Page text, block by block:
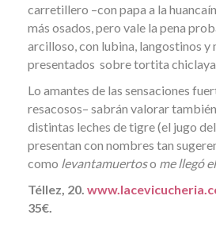
carretillero –con papa a la
más osados, pero vale la pena
arcilloso, con lubina, langostinos y
presentados sobre tortita
Lo amantes de las sensaciones
resacosos– sabrán valorar
distintas leches de tigre (el jugo
presentan con nombres tan
como levantamuertoso me llegó
Téllez, 20.
35€.